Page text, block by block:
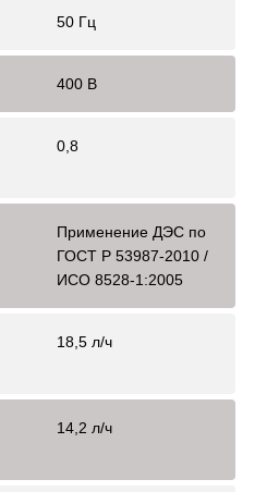
50 Гц
400 В
0,8
Применение ДЭС по
ГОСТ Р 53987-2010 /
ИСО 8528-1:2005
18,5 л/ч
14,2 л/ч